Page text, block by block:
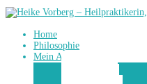
Home
Philosophie
Mein Angebot